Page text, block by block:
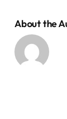
About the